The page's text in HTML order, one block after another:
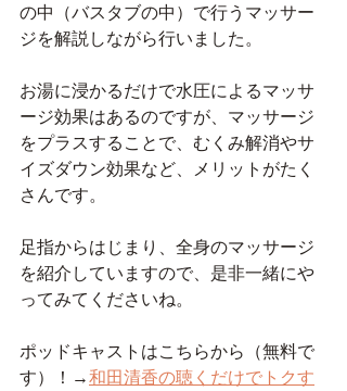
の中（バスタブの中）で行うマッサー
ジを解説しながら行いました。
お湯に浸かるだけで水圧によるマッサ
ージ効果はあるのですが、マッサージ
をプラスすることで、むくみ解消やサ
イズダウン効果など、メリットがたく
さんです。
足指からはじまり、全身のマッサージ
を紹介していますので、是非一緒にや
ってみてくださいね。
ポッドキャストはこちらから（無料で
す）！→和田清香の聴くだけでトクす